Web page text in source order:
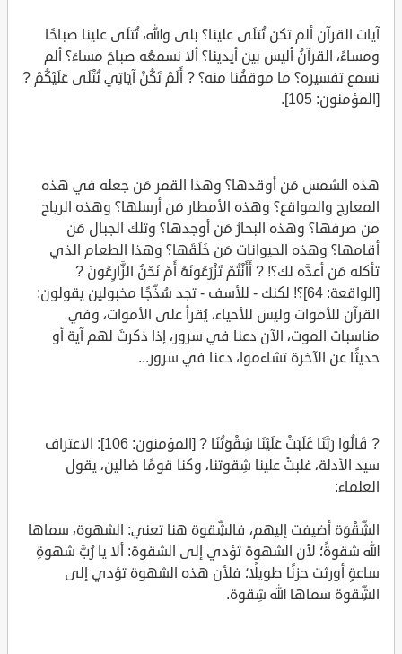
آيات القرآن ألم تكن تُتلَى علينا؟ بلى والله، تُتلَى علينا صباحًا
ومساءً، القرآنُ أليس بين أيدينا؟ ألا نسمعُه صباحَ مساءَ؟ ألم
نسمع تفسيرَه؟ ما موقفُنا منه؟ ? أَلَمْ تَكُنْ آيَاتِي تُتْلَى عَلَيْكُمْ ?
[المؤمنون: 105].
هذه الشمس مَن أوقدها؟ وهذا القمر مَن جعله في هذه
المعارج والمواقع؟ وهذه الأمطار مَن أرسلها؟ وهذه الرياح
من صرفها؟ وهذه البحارُ مَن أوجدها؟ وتلك الجبال مَن
أقامها؟ وهذه الحيوانات مَن خَلَقَها؟ وهذا الطعام الذي
تأكله مَن أعدَّه لك؟! ? أَأَنْتُمْ تَزْرَعُونَهُ أَمْ نَحْنُ الزَّارِعُونَ ?
[الواقعة: 64]؟! لكنك - للأسف - تجد سُذَّجًا مخبولين يقولون:
القرآن للأموات وليس للأحياء، يُقرأ على الأموات، وفي
مناسبات الموت، الآن دعنا في سرور، إذا ذكرتَ لهم آية أو
حديثًا عن الآخرة تشاءموا، دعنا في سرور...
? قَالُوا رَبَّنَا غَلَبَتْ عَلَيْنَا شِقْوَتُنَا ? [المؤمنون: 106]: الاعتراف
سيد الأدلة، غلبتْ علينا شِقوتنا، وكنا قومًا ضالين، يقول
العلماء:
الشِّقْوَة أضيفت إليهم، فالشِّقوة هنا تعني: الشهوة، سماها
الله شقوةً؛ لأن الشهوة تؤدي إلى الشقوة: ألا يا رُبَّ شهوةِ
ساعةٍ أورثت حزنًا طويلًا؛ فلأن هذه الشهوة تؤدي إلى
الشِّقوة سماها الله شِقوة.